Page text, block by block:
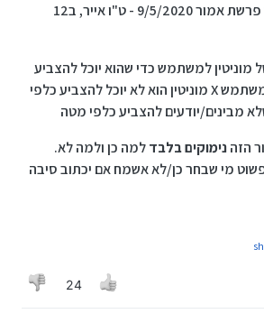
הסקר פג תוקף במוצ"ש פרשת אמור 9/5/2020 - ט"ו אייר, ב12
מוניטין למשתמש כדי שהוא יוכל להצביע
למטה, כלומר, אם אין למשתמש X מוניטין הוא לא יוכל להצביע כלפי
מבינים/יודעים להצביע כלפי מטה
הזהנימוקים בלבדלמה כן ולמה לא.
פשוט מי שבחר כן/לא אשמח אם יכתוב סיבה
24